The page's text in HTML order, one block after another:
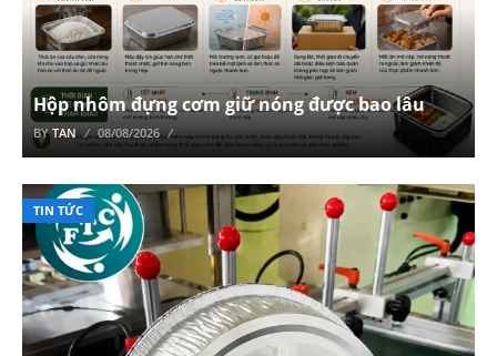
Hộp nhôm đựng cơm giữ nóng được bao lâu
BYTAN 08/08/2026
TIN TỨC